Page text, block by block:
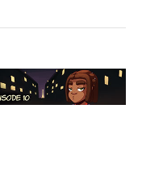
de
que